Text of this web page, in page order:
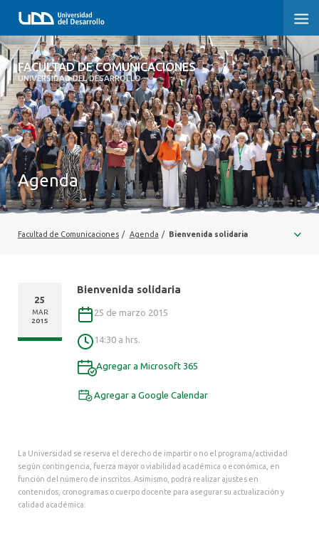
FACULTAD DE COMUNICACIONES
UNIVERSIDAD DEL DESARROLLO
FACULTAD DE COMUNICACIONES
INICIO
SOBRE LA FACULTAD
CARRERAS
POSTGRADOS Y EDUCACIÓN CONTINUA
CENTRO DE ESCRITURA
ALUMNI
Agenda
Facultad de Comunicaciones / Agenda / Bienvenida solidaria
Bienvenida solidaria
25 de marzo 2015
14:30 a hrs.
Agregar a Microsoft 365
Agregar a Google Calendar
25
MAR
2015
La Universidad se reserva el derecho de impartir o no el programa/actividad
según contingencia, fuerza mayor o viabilidad académica o económica, en
función del número de inscritos. Asimismo, podrá realizar ajustes en
contenidos, cronogramas o cuerpo docente para asegurar su actualización y
calidad académica.